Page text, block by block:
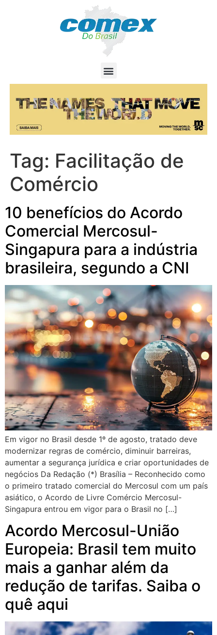
Tag: Facilitação de
Comércio
10 benefícios do Acordo
Comercial Mercosul-
Singapura para a indústria
brasileira, segundo a CNI
Em vigor no Brasil desde 1º de agosto, tratado deve
modernizar regras de comércio, diminuir barreiras,
aumentar a segurança jurídica e criar oportunidades de
negócios Da Redação (*) Brasília – Reconhecido como
o primeiro tratado comercial do Mercosul com um país
asiático, o Acordo de Livre Comércio Mercosul-
Singapura entrou em vigor para o Brasil no […]
Acordo Mercosul-União
Europeia: Brasil tem muito
mais a ganhar além da
redução de tarifas. Saiba o
quê aqui